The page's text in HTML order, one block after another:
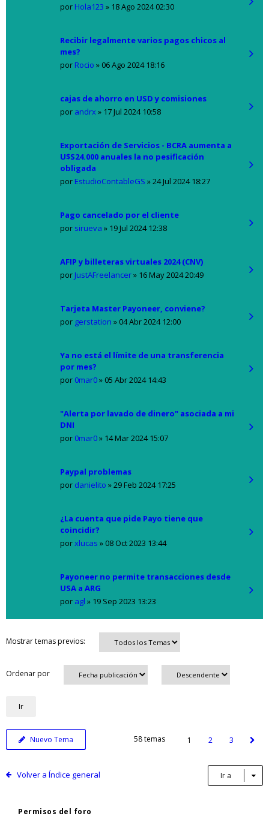
por Hola123 » 18 Ago 2024 02:30
Recibir legalmente varios pagos chicos al
mes?
por Rocio » 06 Ago 2024 18:16
cajas de ahorro en USD y comisiones
por andrx» 17 Jul 2024 10:58
Exportación de Servicios - BCRA aumenta a
U$S24.000 anuales la no pesificación
obligada
por EstudioContableGS »24 Jul 2024 18:27
Pago cancelado por el cliente
por sirueva » 19 Jul 2024 12:38
AFIP y billeteras virtuales 2024 (CNV)
por JustAFreelancer» 16 May 2024 20:49
Tarjeta Master Payoneer, conviene?
por gerstation » 04 Abr 2024 12:00
Ya no está el límite de una transferencia
por mes?
por 0mar0» 05 Abr 2024 14:43
"Alerta por lavado de dinero" asociada a mi
DNI
por 0mar0» 14 Mar 2024 15:07
Paypal problemas
por danielito »29 Feb 2024 17:25
¿La cuenta que pide Payo tiene que
coincidir?
porxlucas » 08 Oct 2023 13:44
Payoneer no permite transacciones desde
USA a ARG
por agl » 19 Sep 2023 13:23
Mostrar temas previos:
Ordenar por
Nuevo Tema 58 temas 1 2 3
Volver a Índice general Ir a
Permisos del foro